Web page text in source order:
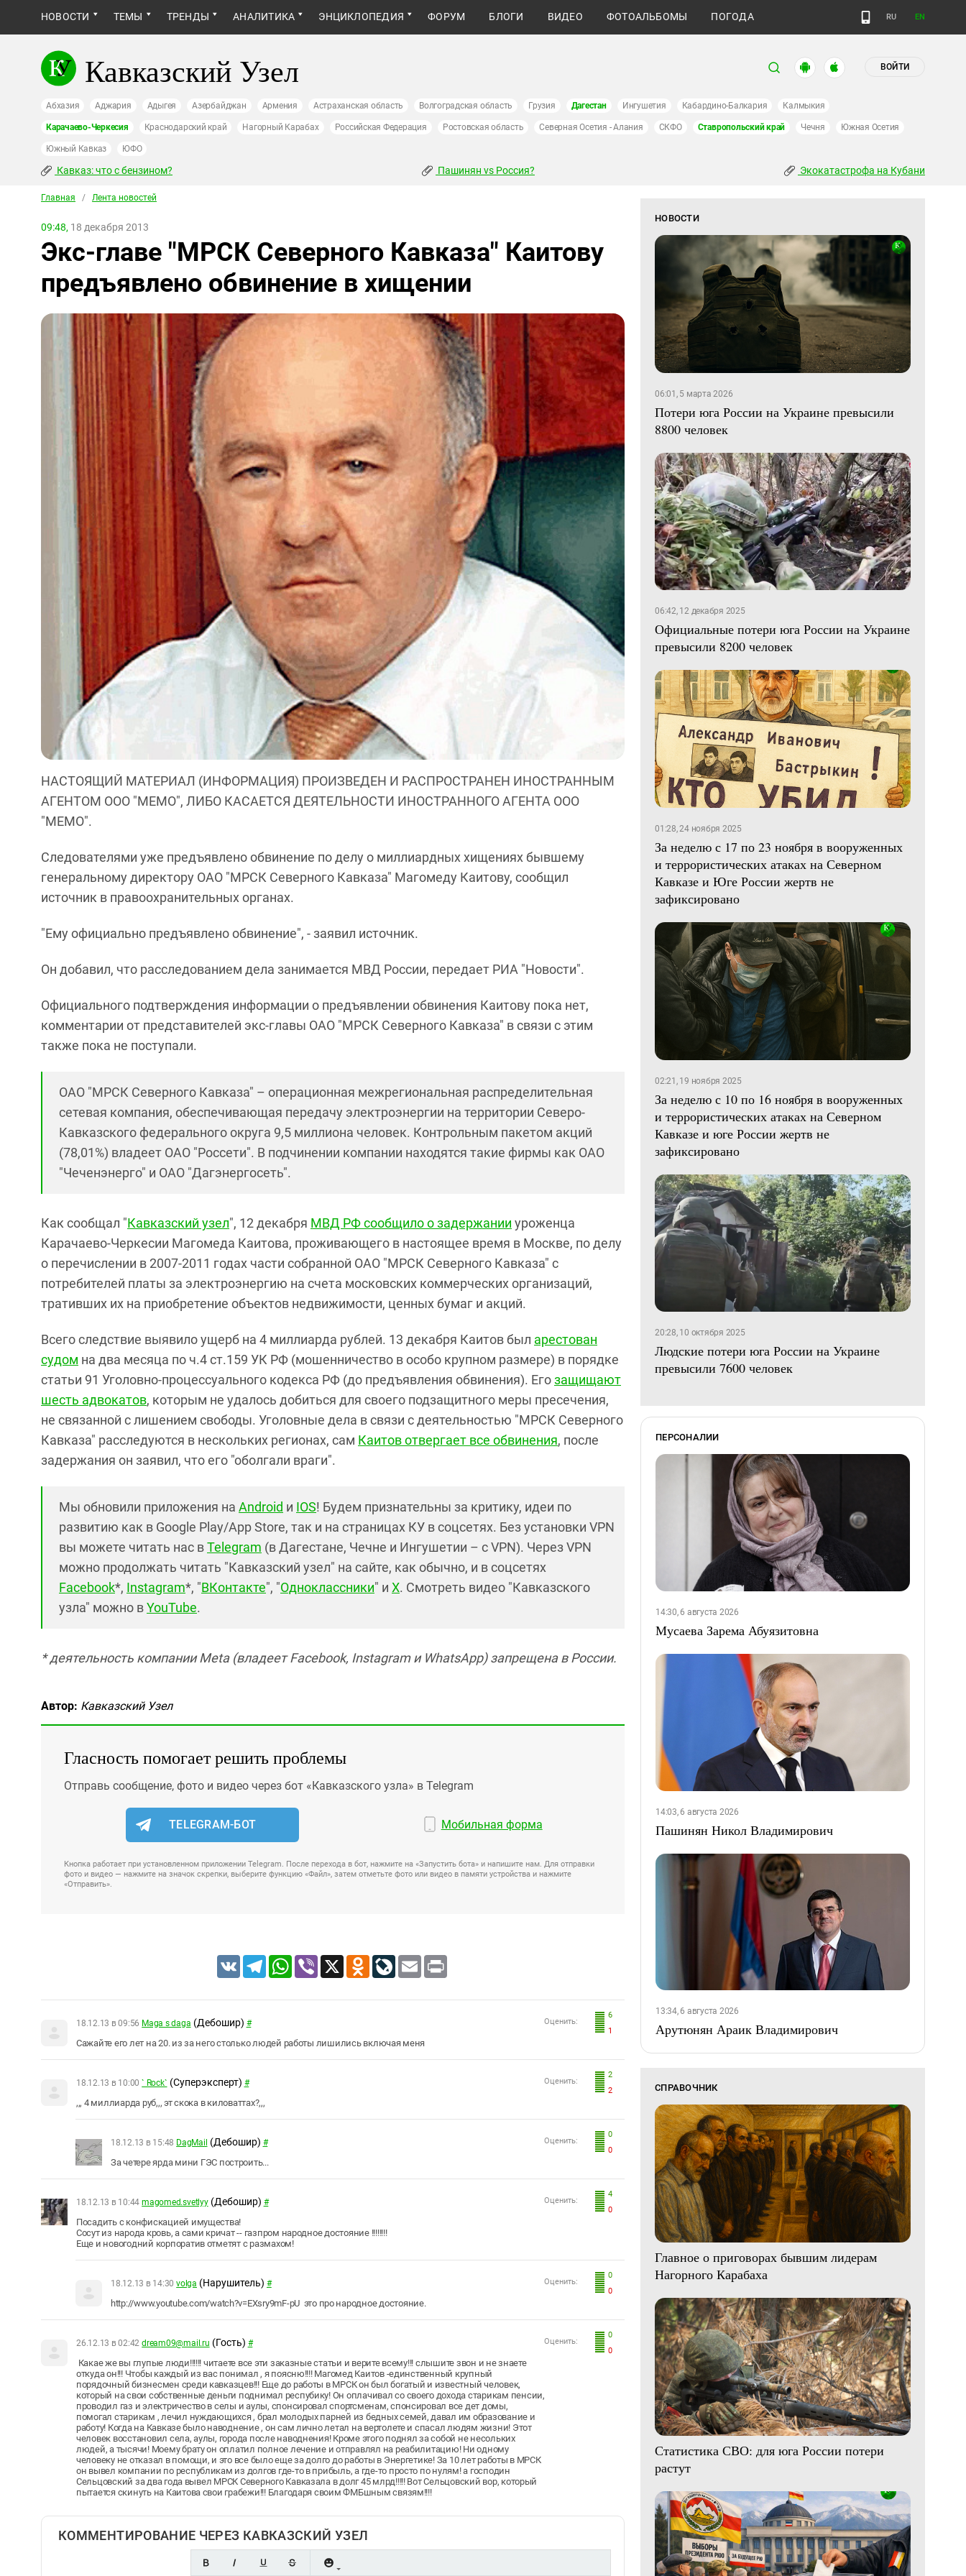
НОВОСТИ ТЕМЫ ТРЕНДЫ АНАЛИТИКА ЭНЦИКЛОПЕДИЯ ФОРУМ БЛОГИ ВИДЕО ФОТОАЛЬБОМЫ ПОГОДА RU EN
Кавказский Узел ВОЙТИ
Абхазия Аджария Адыгея Азербайджан Армения Астраханская область Волгоградская область Грузия Дагестан Ингушетия Кабардино-Балкария Калмыкия
Карачаево-Черкесия Краснодарский край Нагорный Карабах Российская Федерация Ростовская область Северная Осетия - Алания СКФО Ставропольский край Чечня Южная Осетия
Южный Кавказ ЮФО
Кавказ: что с бензином? Пашинян vs Россия? Экокатастрофа на Кубани
Главная / Лента новостей
09:48, 18 декабря 2013
Экс-главе "МРСК Северного Кавказа" Каитову
предъявлено обвинение в хищении
НАСТОЯЩИЙ МАТЕРИАЛ (ИНФОРМАЦИЯ) ПРОИЗВЕДЕН И РАСПРОСТРАНЕН ИНОСТРАННЫМ
АГЕНТОМ ООО "МЕМО", ЛИБО КАСАЕТСЯ ДЕЯТЕЛЬНОСТИ ИНОСТРАННОГО АГЕНТА ООО
"МЕМО".
Следователями уже предъявлено обвинение по делу о миллиардных хищениях бывшему
генеральному директору ОАО "МРСК Северного Кавказа" Магомеду Каитову, сообщил
источник в правоохранительных органах.
"Ему официально предъявлено обвинение", - заявил источник.
Он добавил, что расследованием дела занимается МВД России, передает РИА "Новости".
Официального подтверждения информации о предъявлении обвинения Каитову пока нет,
комментарии от представителей экс-главы ОАО "МРСК Северного Кавказа" в связи с этим
также пока не поступали.
ОАО "МРСК Северного Кавказа" – операционная межрегиональная распределительная
сетевая компания, обеспечивающая передачу электроэнергии на территории Северо-
Кавказского федерального округа 9,5 миллиона человек. Контрольным пакетом акций
(78,01%) владеет ОАО "Россети". В подчинении компании находятся такие фирмы как ОАО
"Чеченэнерго" и ОАО "Дагэнергосеть".
Как сообщал "Кавказский узел", 12 декабря МВД РФ сообщило о задержании уроженца
Карачаево-Черкесии Магомеда Каитова, проживающего в настоящее время в Москве, по делу
о перечислении в 2007-2011 годах части собранной ОАО "МРСК Северного Кавказа" с
потребителей платы за электроэнергию на счета московских коммерческих организаций,
тративших их на приобретение объектов недвижимости, ценных бумаг и акций.
Всего следствие выявило ущерб на 4 миллиарда рублей. 13 декабря Каитов был арестован
судом на два месяца по ч.4 ст.159 УК РФ (мошенничество в особо крупном размере) в порядке
статьи 91 Уголовно-процессуального кодекса РФ (до предъявления обвинения). Егозащищают
шесть адвокатов, которым не удалось добиться для своего подзащитного меры пресечения,
не связанной с лишением свободы. Уголовные дела в связи с деятельностью "МРСК Северного
Кавказа" расследуются в нескольких регионах, сам Каитов отвергает все обвинения, после
задержания он заявил, что его "оболгали враги".
Мы обновили приложения на Android и IOS! Будем признательны за критику, идеи по
развитию как в Google Play/App Store, так и на страницах КУ в соцсетях. Без установки VPN
вы можете читать нас вTelegram (в Дагестане, Чечне и Ингушетии – с VPN). Через VPN
можно продолжать читать "Кавказский узел" на сайте, как обычно, и в соцсетях
Facebook*, Instagram*, "ВКонтакте", "Одноклассники" и X. Смотреть видео "Кавказского
узла" можно вYouTube.
* деятельность компании Meta (владеет Facebook, Instagram и WhatsApp) запрещена в России.
Автор: Кавказский Узел
Гласность помогает решить проблемы
Отправь сообщение, фото и видео через бот «Кавказского узла» в Telegram
TELEGRAM-БОТ Мобильная форма
Кнопка работает при установленном приложении Telegram. После перехода в бот, нажмите на «Запустить бота» и напишите нам. Для отправки
фото и видео — нажмите на значок скрепки, выберите функцию «Файл», затем отметьте фото или видео в памяти устройства и нажмите
«Отправить».
VK TelegramWhatsApp
Viber X Odnoklassniki
LiveJournal
Email
6
1
Оценить:
18.12.13 в 09:56 Maga s daga (Дебошир) #
Сажайте его лет на 20. из за него столько людей работы лишились включая меня
2
2
Оценить:
18.12.13 в 10:00 ` Rock` (Суперэксперт) #
,,, 4 миллиарда руб,,, эт скока в киловаттах?,,,
0
0
Оценить:
18.12.13 в 15:48 DagMail (Дебошир) #
За четере ярда мини ГЭС построить...
4
0
Оценить:
18.12.13 в 10:44 magomed.svetlyy (Дебошир) #
Посадить с конфискацией имущества!
Сосут из народа кровь, а сами кричат -- газпром народное достояние !!!!!!!!
Еще и новогодний корпоратив отметят с размахом!
0
0
Оценить:
18.12.13 в 14:30 volga (Нарушитель) #
http://www.youtube.com/watch?v=EXsry9mF-pU это про народное достояние.
0
0
Оценить:
26.12.13 в 02:42 dream09@mail.ru (Гость) #
Какае же вы глупые люди!!!!!! читаете все эти заказные статьи и верите всему!!! слышите звон и не знаете
откуда он!!! Чтобы каждый из вас понимал , я поясню!!!! Магомед Каитов -единственный крупный
порядочный бизнесмен среди кавказцев!!! Еще до работы в МРСК он был богатый и известный человек,
который на свои собственные деньги поднимал респубику! Он оплачивал со своего дохода старикам пенсии,
проводил газ и электричество в селы и аулы, спонсировал спортсменам, спонсировал все дет домы,
помогал старикам , лечил нуждающихся , брал молодых парней из бедных семей, давал им образование и
работу! Когда на Кавказе было наводнение , он сам лично летал на вертолете и спасал людям жизни! Этот
человек восстановил села, аулы, города после наводнения! Кроме этого поднял за собой не несольких
людей, а тысячи! Моему брату он оплатил полное лечение и отправлял на реабилитацию! Ни одному
человеку не отказал в помощи, и это все было еще за долго до работы в Энергетике! За 10 лет работы в МРСК
он вывел компании по республикам из долгов где-то в прибыль, а где-то просто по нулям! а господин
Сельцовский за два года вывел МРСК Северного Кавказала в долг 45 млрд!!!!! Вот Сельцовский вор, который
пытается скинуть на Каитова свои грабежи!!! Благодаря своим ФМБшным связям!!!!
КОММЕНТИРОВАНИЕ ЧЕРЕЗ КАВКАЗСКИЙ УЗЕЛ
НОВОСТИ
06:01, 5 марта 2026
Потери юга России на Украине превысили
8800 человек
06:42, 12 декабря 2025
Официальные потери юга России на Украине
превысили 8200 человек
01:28, 24 ноября 2025
За неделю с 17 по 23 ноября в вооруженных
и террористических атаках на Северном
Кавказе и Юге России жертв не
зафиксировано
02:21, 19 ноября 2025
За неделю с 10 по 16 ноября в вооруженных
и террористических атаках на Северном
Кавказе и юге России жертв не
зафиксировано
20:28, 10 октября 2025
Людские потери юга России на Украине
превысили 7600 человек
ПЕРСОНАЛИИ
14:30, 6 августа 2026
Мусаева Зарема Абуязитовна
14:03, 6 августа 2026
Пашинян Никол Владимирович
13:34, 6 августа 2026
Арутюнян Араик Владимирович
СПРАВОЧНИК
Главное о приговорах бывшим лидерам
Нагорного Карабаха
Статистика СВО: для юга России потери
растут